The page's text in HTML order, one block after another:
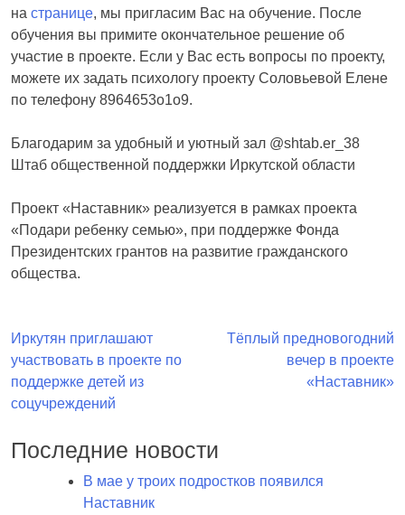
на странице, мы пригласим Вас на обучение. После
обучения вы примите окончательное решение об
участие в проекте. Если у Вас есть вопросы по проекту,
можете их задать психологу проекту Соловьевой Елене
по телефону 8964653о1о9.
Благодарим за удобный и уютный зал @shtab.er_38
Штаб общественной поддержки Иркутской области
Проект «Наставник» реализуется в рамках проекта
«Подари ребенку семью», при поддержке Фонда
Президентских грантов на развитие гражданского
общества.
Навигация
по
записям
Иркутян приглашают
участвовать в проекте по
поддержке детей из
соцучреждений
Тёплый предновогодний
вечер в проекте
«Наставник»
Последние новости
В мае у троих подростков появился
Наставник